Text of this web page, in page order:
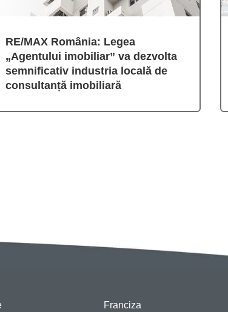
RE/MAX România: Legea
„Agentului imobiliar” va dezvolta
semnificativ industria locală de
consultanță imobiliară
Franciza